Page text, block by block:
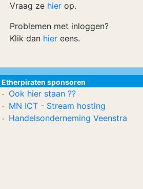
Vraag ze hier op.
Problemen met inloggen?
Klik dan hier eens.
Etherpiraten sponsoren
Ook hier staan ??
MN ICT - Stream hosting
Handelsonderneming Veenstra